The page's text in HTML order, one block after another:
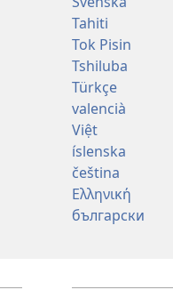
Tahiti
Tok Pisin
Tshiluba
Türkçe
valencià
Việt
íslenska
čeština
Ελληνική
български